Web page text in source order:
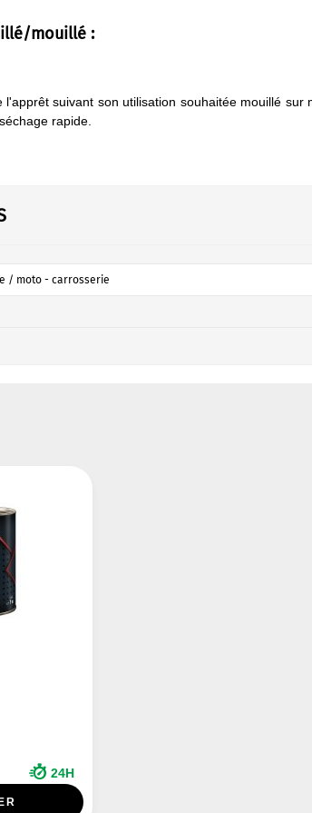
mouillé :
suivant son utilisation souhaitée mouillé sur
rapide.
/ moto - carrosserie
24H